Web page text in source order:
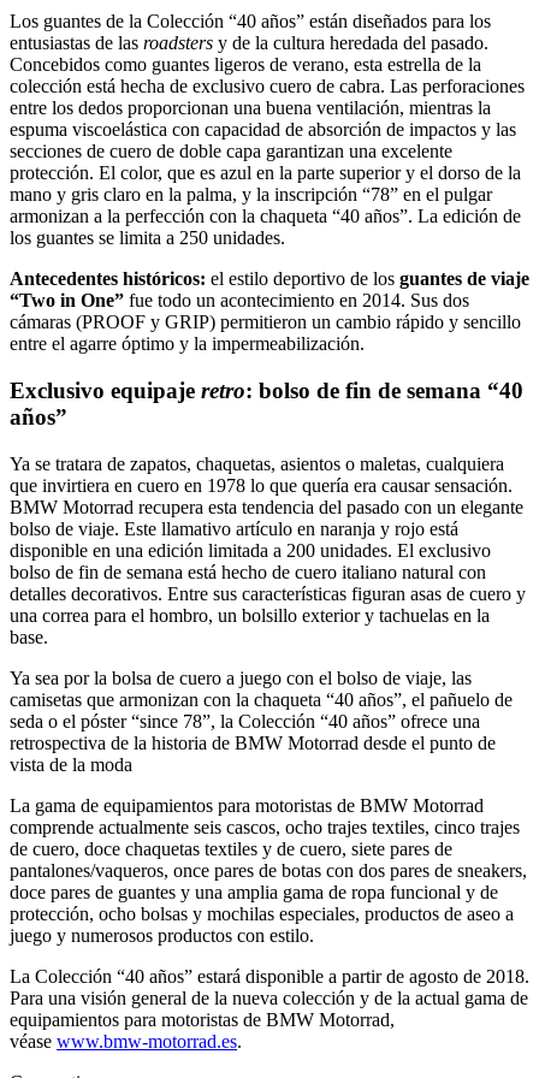
Los guantes de la Colección “40 años” están diseñados para los
entusiastas de las roadsters y de la cultura heredada del pasado.
Concebidos como guantes ligeros de verano, esta estrella de la
colección está hecha de exclusivo cuero de cabra. Las perforaciones
entre los dedos proporcionan una buena ventilación, mientras la
espuma viscoelástica con capacidad de absorción de impactos y las
secciones de cuero de doble capa garantizan una excelente
protección. El color, que es azul en la parte superior y el dorso de la
mano y gris claro en la palma, y la inscripción “78” en el pulgar
armonizan a la perfección con la chaqueta “40 años”. La edición de
los guantes se limita a 250 unidades.
Antecedentes históricos: el estilo deportivo de los guantes de viaje
“Two in One” fue todo un acontecimiento en 2014. Sus dos
cámaras (PROOF y GRIP) permitieron un cambio rápido y sencillo
entre el agarre óptimo y la impermeabilización.
Exclusivo equipaje retro: bolso de fin de semana “40
años”
Ya se tratara de zapatos, chaquetas, asientos o maletas, cualquiera
que invirtiera en cuero en 1978 lo que quería era causar sensación.
BMW Motorrad recupera esta tendencia del pasado con un elegante
bolso de viaje. Este llamativo artículo en naranja y rojo está
disponible en una edición limitada a 200 unidades. El exclusivo
bolso de fin de semana está hecho de cuero italiano natural con
detalles decorativos. Entre sus características figuran asas de cuero y
una correa para el hombro, un bolsillo exterior y tachuelas en la
base.
Ya sea por la bolsa de cuero a juego con el bolso de viaje, las
camisetas que armonizan con la chaqueta “40 años”, el pañuelo de
seda o el póster “since 78”, la Colección “40 años” ofrece una
retrospectiva de la historia de BMW Motorrad desde el punto de
vista de la moda
La gama de equipamientos para motoristas de BMW Motorrad
comprende actualmente seis cascos, ocho trajes textiles, cinco trajes
de cuero, doce chaquetas textiles y de cuero, siete pares de
pantalones/vaqueros, once pares de botas con dos pares de sneakers,
doce pares de guantes y una amplia gama de ropa funcional y de
protección, ocho bolsas y mochilas especiales, productos de aseo a
juego y numerosos productos con estilo.
La Colección “40 años” estará disponible a partir de agosto de 2018.
Para una visión general de la nueva colección y de la actual gama de
equipamientos para motoristas de BMW Motorrad,
véase www.bmw-motorrad.es.